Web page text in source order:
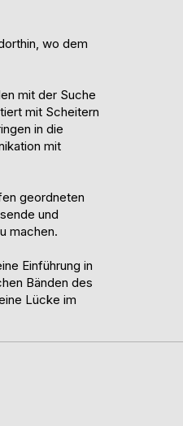
wo dem
mit der Suche
mit Scheitern
in die
mit
geordneten
und
machen.
Einführung in
Bänden des
Lücke im